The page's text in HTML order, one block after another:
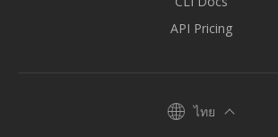
API Pricing
ไทย